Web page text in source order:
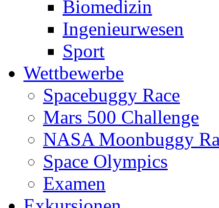
Biomedizin
Ingenieurwesen
Sport
Wettbewerbe
Spacebuggy Race
Mars 500 Challenge
NASA Moonbuggy
Space Olympics
Examen